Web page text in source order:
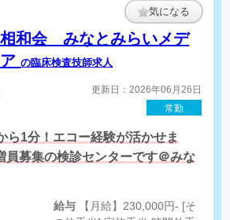
気になる
相和会 みなとみらいメデ
アの臨床検査技師求人
更新日：2026年06月26日
常勤
ら1分！エコー経験が活かせま
員募集の検診センターです＠みな
給与